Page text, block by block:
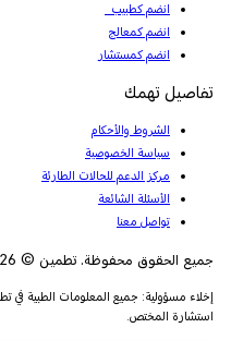
انضم كطبيب
انضم كمعالج
انضم كمستشار
تفاصيل تهمك
الشروط والأحكام
سياسة الخصوصية
مركز الدعم للحالات الطارئة
الأسئلة الشائعة
تواصل معنا
جميع الحقوق محفوظة. تطمين © 2026.
إخلاء مسؤولية: جميع المعلومات الطبية
استشارة المختص.